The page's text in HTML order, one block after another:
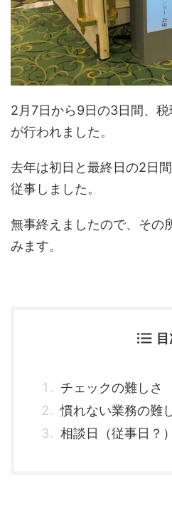
2月7日から9日の3日間、
が行われました。
去年は初日と最終日の2日
従事しました。
無事終えましたので、その
みます。
チェックの難しさ
慣れない業務の難
相談日（従事日？